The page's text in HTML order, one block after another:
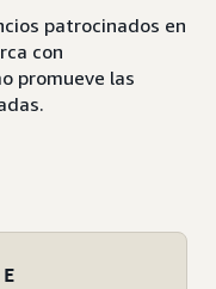
patrocinados en
con
promueve las